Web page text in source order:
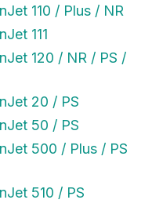
110 / Plus / NR
111
120 / NR / PS /
20 / PS
50 / PS
500 / Plus / PS
510 / PS